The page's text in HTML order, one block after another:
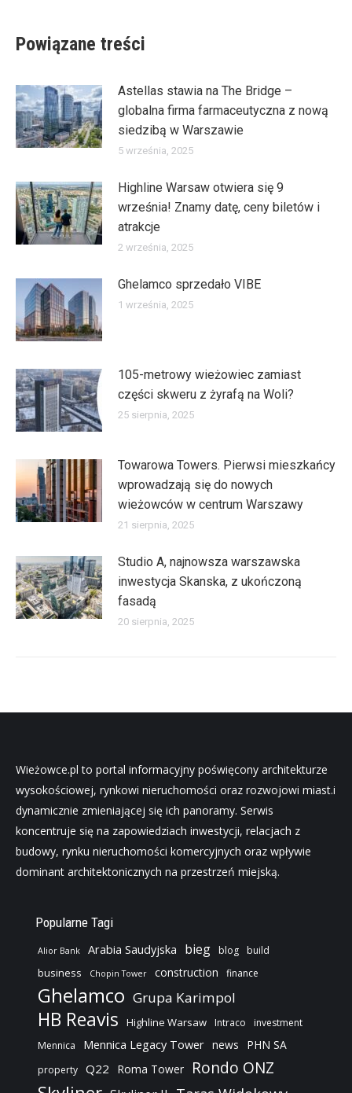
Powiązane treści
Astellas stawia na The Bridge –
globalna firma farmaceutyczna z nową
siedzibą w Warszawie
5 września, 2025
Highline Warsaw otwiera się 9
września! Znamy datę, ceny biletów i
atrakcje
2 września, 2025
Ghelamco sprzedało VIBE
1 września, 2025
105-metrowy wieżowiec zamiast
części skweru z żyrafą na Woli?
25 sierpnia, 2025
Towarowa Towers. Pierwsi mieszkańcy
wprowadzają się do nowych
wieżowców w centrum Warszawy
21 sierpnia, 2025
Studio A, najnowsza warszawska
inwestycja Skanska, z ukończoną
fasadą
20 sierpnia, 2025
Wieżowce.pl to portal informacyjny poświęcony architekturze
wysokościowej, rynkowi nieruchomości oraz rozwojowi miast.i
dynamicznie zmieniającej się ich panoramy. Serwis
koncentruje się na zapowiedziach inwestycji, relacjach z
budowy, rynku nieruchomości komercyjnych oraz wpływie
dominant architektonicznych na przestrzeń miejską.
Popularne Tagi
Alior Bank Arabia Saudyjska bieg blog build
business Chopin Tower construction finance
Ghelamco Grupa Karimpol
HB Reavis Highline Warsaw Intraco
investment
Mennica
Mennica Legacy Tower news PHN SA
property Q22 Roma Tower Rondo ONZ